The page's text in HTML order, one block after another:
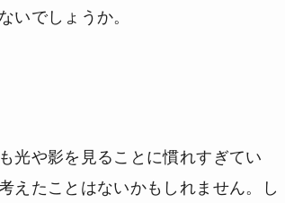
いでしょうか。
光や影を見ることに慣れすぎてい
えたことはないかもしれません。し